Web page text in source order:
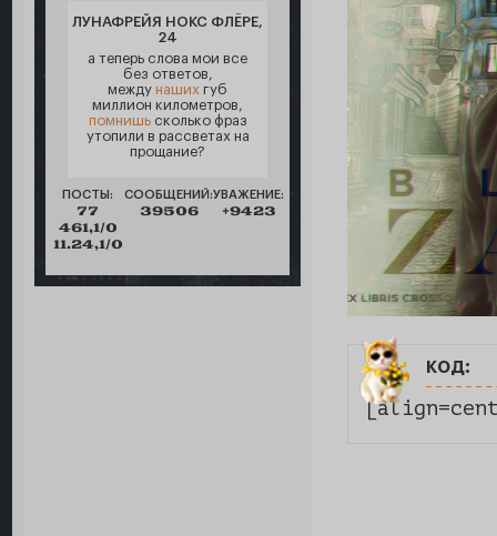
ЛУНАФРЕЙЯ НОКС ФЛЁРЕ,
24
а теперь слова мои все
без ответов,
между наших губ
миллион километров,
помнишьсколько фраз
утопили в рассветах на
прощание?
ПОСТЫ:
77
461,1/0
11.24,1/0
СООБЩЕНИЙ:
39506
УВАЖЕНИЕ:
+9423
код: